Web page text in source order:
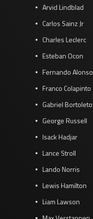
Arvid Lindblad
Carlos Sainz Jr
Charles Leclerc
Esteban Ocon
Fernando Alonso
Franco Colapinto
Gabriel Bortoleto
George Russell
Isack Hadjar
Lance Stroll
Lando Norris
Lewis Hamilton
Liam Lawson